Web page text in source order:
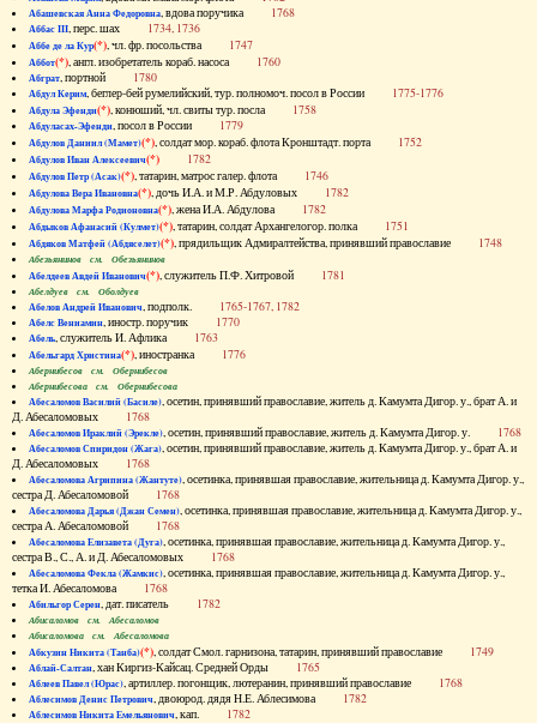
Абашевская Анна Федоровна, вдова поручика 1768
Аббас III, перс. шах 1734, 1736
Аббе де ла Кур(*), чл. фр. посольства 1747
Аббот(*), англ. изобретатель кораб. насоса 1760
Абграт, портной 1780
Абдул Керим, беглер-бей румелийский, тур. полномоч. посол в России 1775-1776
Абдула Эфенди(*), конюший, чл. свиты тур. посла 1758
Абдуласах-Эфенди, посол в России 1779
Абдулов Даниил (Мамет)(*), солдат мор. кораб. флота Кронштадт. порта 1752
Абдулов Иван Алексеевич(*) 1782
Абдулов Петр (Асак)(*), татарин, матрос галер. флота 1746
Абдулова Вера Ивановна(*), дочь И.А. и М.Р. Абдуловых 1782
Абдулова Марфа Родионовна(*), жена И.А. Абдулова 1782
Абдыков Афанасий (Кулмет)(*), татарин, солдат Архангелогор. полка 1751
Абдяков Матфей (Абдяселет)(*), прядильщик Адмиралтейства, принявший православие 1748
Абезьянинов см. Обезьянинов
Абелдеев Авдей Иванович(*), служитель П.Ф. Хитровой 1781
Абелдуев см. Оболдуев
Абелов Андрей Иванович, подполк. 1765-1767, 1782
Абелс Вениамин, иностр. поручик 1770
Абель, служитель И. Афлика 1763
Абельгард Христина(*), иностранка 1776
Абернибесов см. Обернибесов
Абернибесова см. Обернибесова
Абесаломов Василий (Басиле), осетин, принявший православие, житель д. Камумта Дигор. у., брат А. и
Д. Абесаломовых 1768
Абесаломов Ираклий (Эрекле), осетин, принявший православие, житель д. Камумта Дигор. у. 1768
Абесаломов Спиридон (Жага), осетин, принявший православие, житель д. Камумта Дигор. у., брат А. и
Д. Абесаломовых 1768
Абесаломова Агрипина (Жантуте), осетинка, принявшая православие, жительница д. Камумта Дигор. у.,
сестра Д. Абесаломовой 1768
Абесаломова Дарья (Джан Семен), осетинка, принявшая православие, жительница д. Камумта Дигор. у.,
сестра А. Абесаломовой 1768
Абесаломова Елизавета (Дуга), осетинка, принявшая православие, жительница д. Камумта Дигор. у.,
сестра В., С., А. и Д. Абесаломовых 1768
Абесаломова Фекла (Жамкис), осетинка, принявшая православие, жительница д. Камумта Дигор. у.,
тетка И. Абесаломова 1768
Абильгор Серен, дат. писатель 1782
Абисаломов см. Абесаломов
Абисаломова см. Абесаломова
Абкузин Никита (Танба)(*), солдат Смол. гарнизона, татарин, принявший православие 1749
Аблай-Салтан, хан Киргиз-Кайсац. Средней Орды 1765
Аблеев Павел (Юрас), артиллер. погонщик, лютеранин, принявший православие 1768
Аблесимов Денис Петрович, двоюрод. дядя Н.Е. Аблесимова 1782
Аблесимов Никита Емельянович, кап. 1782